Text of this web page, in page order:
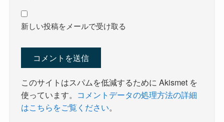
新しい投稿をメールで受け取る
このサイトはスパムを低減するために Akismet を
使っています。 コメントデータの処理方法の詳細
はこちらをご覧ください。